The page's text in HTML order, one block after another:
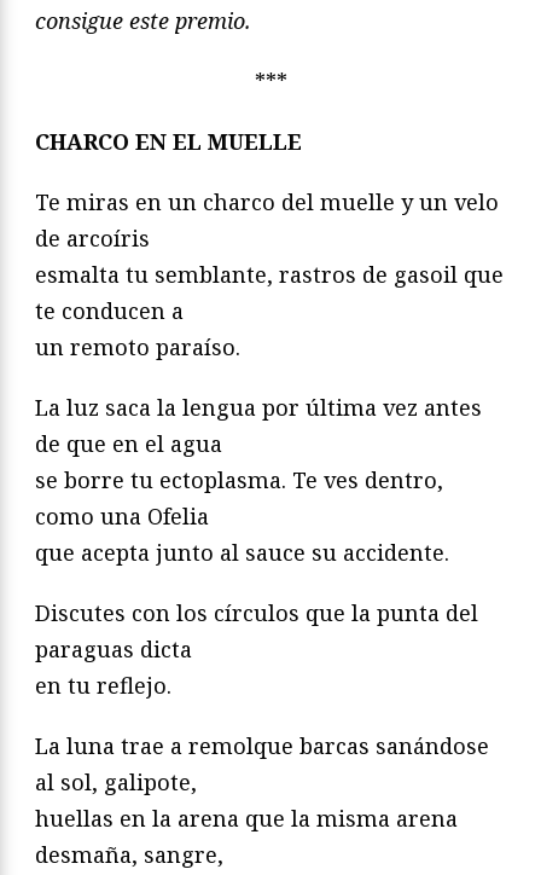
consigue este premio.
***
CHARCO EN EL MUELLE
Te miras en un charco del muelle y un velo
de arcoíris
esmalta tu semblante, rastros de gasoil que
te conducen a
un remoto paraíso.
La luz saca la lengua por última vez antes
de que en el agua
se borre tu ectoplasma. Te ves dentro,
como una Ofelia
que acepta junto al sauce su accidente.
Discutes con los círculos que la punta del
paraguas dicta
en tu reflejo.
La luna trae a remolque barcas sanándose
al sol, galipote,
huellas en la arena que la misma arena
desmaña, sangre,